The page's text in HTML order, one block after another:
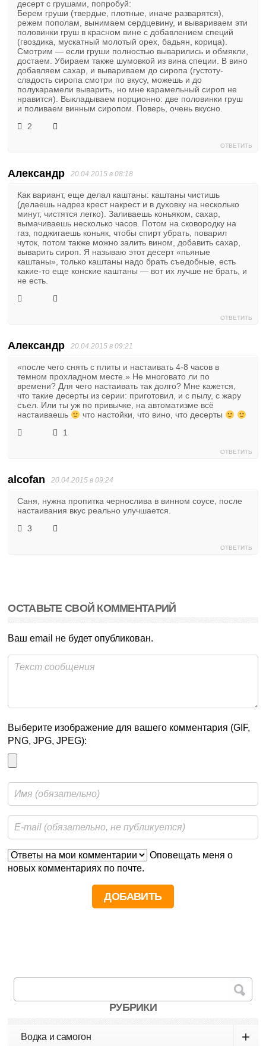
десерт с грушами, попробуй:
Берем груши (твердые, плотные, иначе разварятся),
режем пополам, вынимаем сердцевину, и вывариваем эти
половинки груш в красном вине с добавлением специй
(гвоздика, мускатный молотый орех, бадьян, корица).
Смотрим — если груши полностью выварились и обмякли,
достаем. Убираем также шумовкой из вина специи. В вино
добавляем сахар, и вывариваем до сиропа (густоту-
сладость сиропа смотри по вкусу, можешь и до
полукарамели выварить, но мне карамельный сироп не
нравится). Выкладываем порционно: две половинки груш
и поливаем винным сиропом. Поверь, очень вкусно.
2
ОТВЕТИТЬ
Александр 20.04.2015 в 08:18
Как вариант, еще делал каштаны: каштаны чистишь
(делаешь надрез крест накрест и в духовку на несколько
минут, чистятся легко). Заливаешь коньяком, сахар,
вымачиваешь несколько часов. Потом на сковородку на
газ, поджигаешь коньяк, чтобы спирт убрать, поварил
чуток, потом также можно залить вином, добавить сахар,
выварить сироп. Я называю этот десерт «пьяные
каштаны», только каштаны надо брать съедобные, есть
какие-то еще конские каштаны — вот их лучше не брать, и
не есть.
ОТВЕТИТЬ
Александр 20.04.2015 в 09:21
«после чего снять с плиты и настаивать 4-8 часов в
темном прохладном месте.» Не многовато ли по
времени? Для чего настаивать так долго? Мне кажется,
что такие десерты из серии: приготовил, и с пылу, с жару
съел. Или ты уж по привычке, на автоматизме всё
настаиваешь
что настойки, что вино, что десерты
1
ОТВЕТИТЬ
alcofan 20.04.2015 в 09:24
Саня, нужна пропитка чернослива в винном соусе, после
настаивания вкус реально улучшается.
3
ОТВЕТИТЬ
ОСТАВЬТЕ СВОЙ КОММЕНТАРИЙ
Ваш email не будет опубликован.
Выберите изображение для вашего комментария (GIF,
PNG, JPG, JPEG):
Оповещать меня о
новых комментариях по почте.
РУБРИКИ
Водка и самогон +